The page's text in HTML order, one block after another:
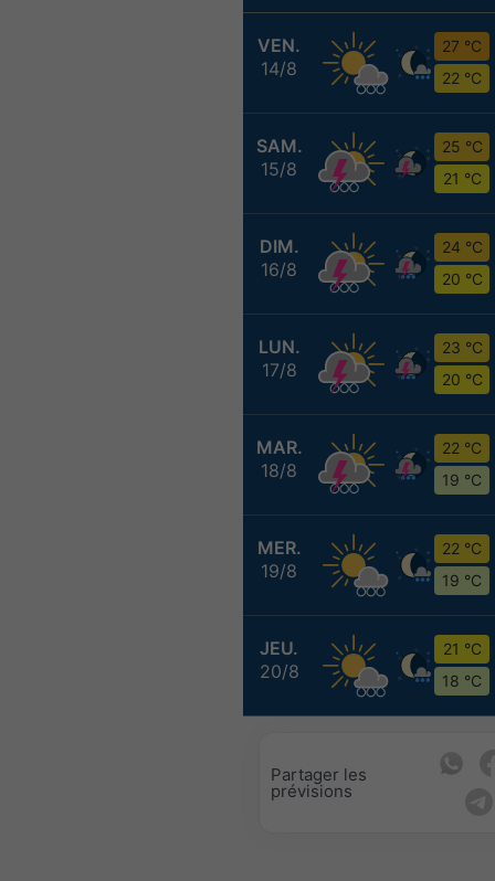
VEN.
14/8
27 °C
22 °C
SAM.
15/8
25 °C
21 °C
DIM.
16/8
24 °C
20 °C
LUN.
17/8
23 °C
20 °C
MAR.
18/8
22 °C
19 °C
MER.
19/8
22 °C
19 °C
JEU.
20/8
21 °C
18 °C
Partager les
prévisions